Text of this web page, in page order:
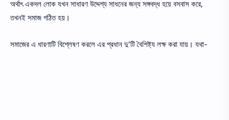
অর্থাৎ একদল লোক যখন সাধারণ উদ্দেশ্য সাধনের জন্য সঙ্গবদ্ধ হয়ে বসবাস করে,
তখনই সমাজ গঠিত হয়।
সমাজের এ ধারণাটি বিশ্লেষণ করলে এর প্রধান দু’টি বৈশিষ্ট্য লক্ষ করা যায়। যথা-